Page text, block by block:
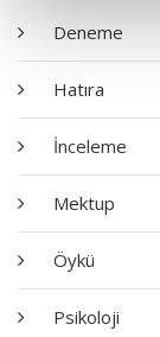
Deneme
Hatıra
İnceleme
Mektup
Öykü
Psikoloji